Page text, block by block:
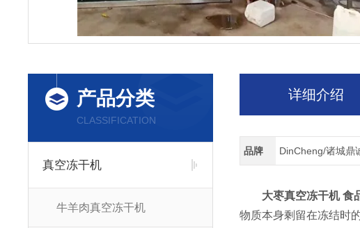
产品分类
CLASSIFICATION
真空冻干机
牛羊肉真空冻干机
详细介绍
品牌 DinCheng/诸城鼎
大枣真空冻干机 食
物质本身剩留在冻结时